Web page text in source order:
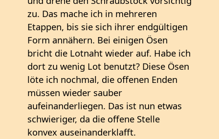
zu. Das mache ich in mehreren
Etappen, bis sie sich ihrer endgültigen
Form annähern. Bei einigen Ösen
bricht die Lotnaht wieder auf. Habe ich
dort zu wenig Lot benutzt? Diese Ösen
löte ich nochmal, die offenen Enden
müssen wieder sauber
aufeinanderliegen. Das ist nun etwas
schwieriger, da die offene Stelle
konvex auseinanderklafft.